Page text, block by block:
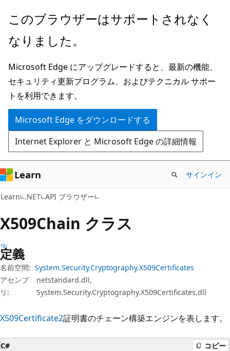
メ
ン
ン
テ
ン
ツ
に
ス
キ
ッ
プ
ペ
ジ
ナ
ビ
ゲ
ー
シ
ョ
ン
に
ス
キ
ッ
プ
このブラウザーはサポートされなく
なりました。
Microsoft Edge にアップグレードすると、最新の機能、
セキュリティ更新プログラム、およびテクニカル サポー
トを利用できます。
Microsoft Edge をダウンロードする
Internet Explorer と Microsoft Edge の詳細情報
Learn サインイン
Learn .NET API ブラウザー
X509Chain クラス
定義
名前空間: System.Security.Cryptography.X509Certificates
アセンブ
リ:
netstandard.dll,
System.Security.Cryptography.X509Certificates.dll
X509Certificate2証明書のチェーン構築エンジンを表します。
C# コピー